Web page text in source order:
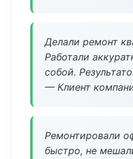
Делали ремонт
Работали
собой.
— Клиент
Ремонтировали
быстро, не